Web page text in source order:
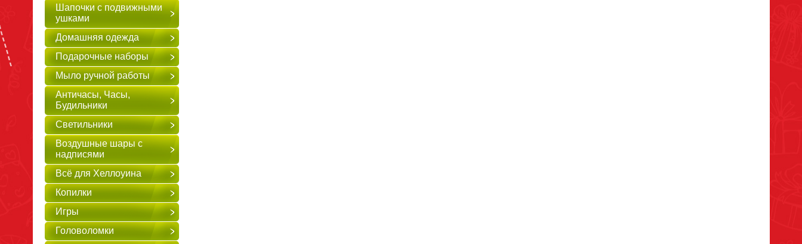
Шапочки с подвижными
ушками
Домашняя одежда
Подарочные наборы
Мыло ручной работы
Античасы, Часы,
Будильники
Светильники
Воздушные шары с
надписями
Всё для Хеллоуина
Копилки
Игры
Головоломки